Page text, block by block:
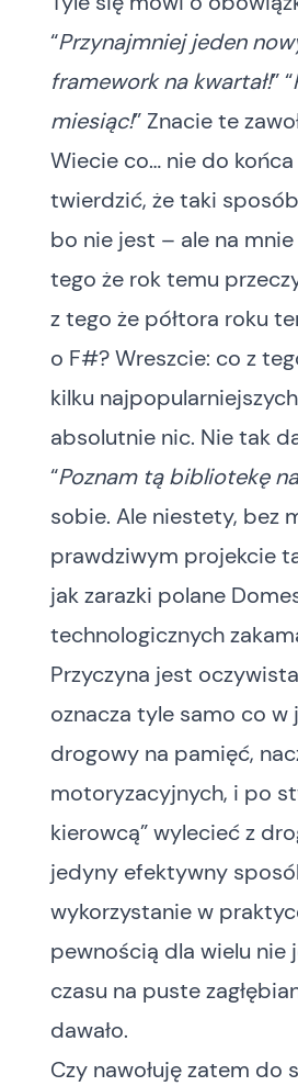
“Przynajmniej jeden
framework na kwartał!” “
miesiąc!” Znacie te
Wiecie co… nie do
twierdzić, że taki
bo nie jest – ale na
tego że rok temu
z tego że półtora roku
o F#? Wreszcie: co z
kilku
absolutnie nic. Nie tak
“Poznam tą bibliotekę
sobie. Ale niestety, bez
prawdziwym projekcie
jak zarazki polane
technologicznych
Przyczyna jest
oznacza tyle samo co
drogowy na pamięć,
motoryzacyjnych, i po
kierowcą” wylecieć z
jedyny efektywny
wykorzystanie w
pewnością dla wielu nie
czasu na puste
dawało.
Czy nawołuję zatem do